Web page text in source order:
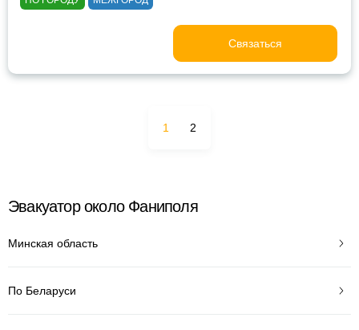
Связаться
1 2
Эвакуатор около Фаниполя
Минская область
По Беларуси